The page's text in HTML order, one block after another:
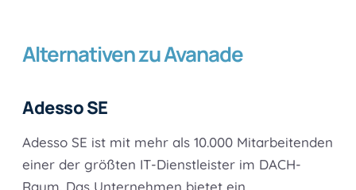
Alternativen zu Avanade
Adesso SE
Adesso SE ist mit mehr als 10.000 Mitarbeitenden
einer der größten IT-Dienstleister im DACH-